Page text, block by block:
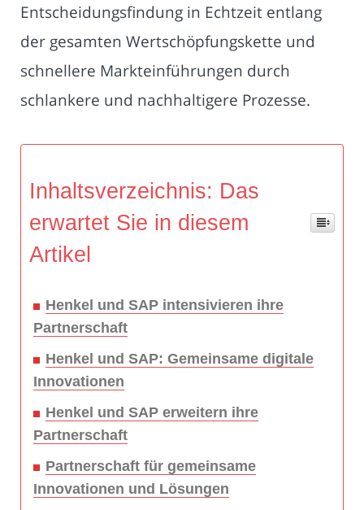
Entscheidungsfindung in Echtzeit entlang
der gesamten Wertschöpfungskette und
schnellere Markteinführungen durch
schlankere und nachhaltigere Prozesse.
Inhaltsverzeichnis: Das
erwartet Sie in diesem
Artikel
Henkel und SAP intensivieren ihre
Partnerschaft
Henkel und SAP: Gemeinsame digitale
Innovationen
Henkel und SAP erweitern ihre
Partnerschaft
Partnerschaft für gemeinsame
Innovationen und Lösungen